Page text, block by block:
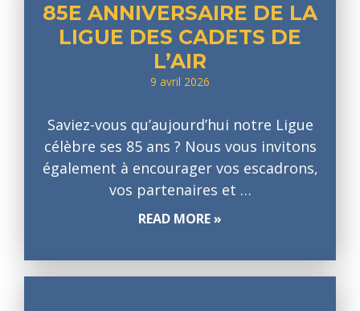
85E ANNIVERSAIRE DE LA
LIGUE DES CADETS DE
L’AIR
9 avril 2026
Saviez-vous qu’aujourd’hui notre Ligue
célèbre ses 85 ans ? Nous vous invitons
également à encourager vos escadrons,
vos partenaires et …
READ MORE »